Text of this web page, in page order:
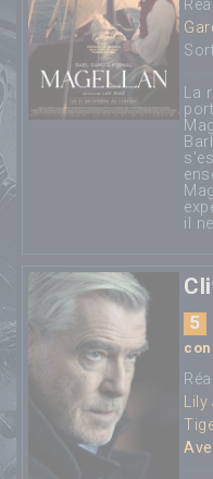
La
il
5
Lily